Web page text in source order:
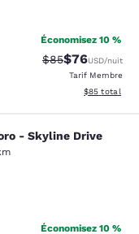
Économisez 10 %
Tarif barré :
$85Tarif réduit :
$76USD/nuit
Tarif Membre
Afficher les
$85 total
- Skyline
- Skyline Drive
Économisez 10 %